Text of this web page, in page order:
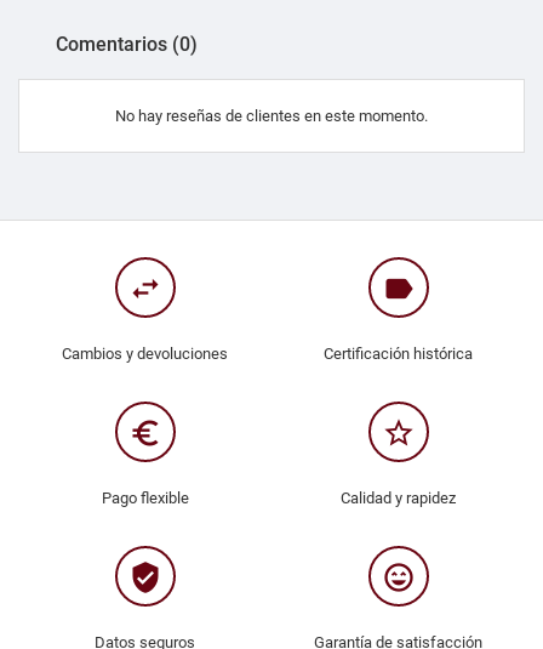
Comentarios (0)
No hay reseñas de clientes en este momento.
swap_horiz
Cambios y devoluciones
label
Certificación histórica
euro_symbol
Pago flexible
star_border
Calidad y rapidez
verified_user
Datos seguros
sentiment_very_satisfied
Garantía de satisfacción